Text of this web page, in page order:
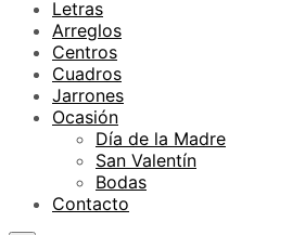
Letras
Arreglos
Centros
Cuadros
Jarrones
Ocasión
Día de la Madre
San Valentín
Bodas
Contacto